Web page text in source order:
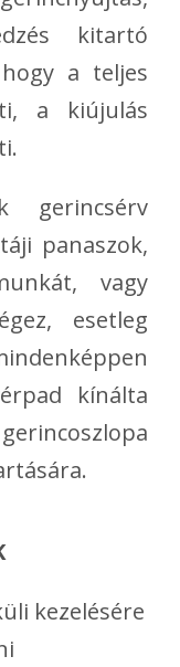
kitartó
a teljes
a kiújulás
gerincsérv
panaszok,
vagy
esetleg
kínálta
kezelésére